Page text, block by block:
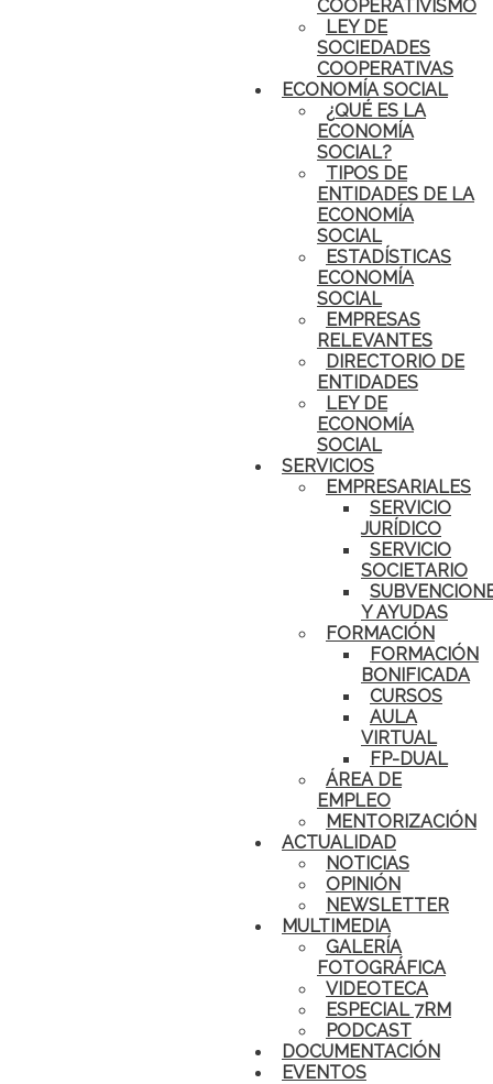
COOPERATIVISMO
LEY DE
SOCIEDADES
COOPERATIVAS
ECONOMÍA SOCIAL
¿QUÉ ES LA
ECONOMÍA
SOCIAL?
TIPOS DE
ENTIDADES DE LA
ECONOMÍA
SOCIAL
ESTADÍSTICAS
ECONOMÍA
SOCIAL
EMPRESAS
RELEVANTES
DIRECTORIO DE
ENTIDADES
LEY DE
ECONOMÍA
SOCIAL
SERVICIOS
EMPRESARIALES
SERVICIO
JURÍDICO
SERVICIO
SOCIETARIO
Y AYUDAS
FORMACIÓN
FORMACIÓN
BONIFICADA
CURSOS
AULA
VIRTUAL
FP-DUAL
ÁREA DE
EMPLEO
MENTORIZACIÓN
ACTUALIDAD
NOTICIAS
OPINIÓN
NEWSLETTER
MULTIMEDIA
GALERÍA
FOTOGRÁFICA
VIDEOTECA
ESPECIAL 7RM
PODCAST
DOCUMENTACIÓN
EVENTOS